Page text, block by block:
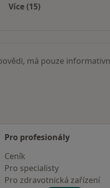
Více (15)
má pouze
Pro profesionály
Ceník
Pro specialisty
Pro zdravotnická zařízení